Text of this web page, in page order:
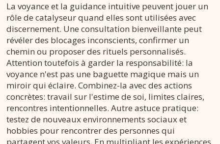
La voyance et la guidance intuitive peuvent jouer un
rôle de catalyseur quand elles sont utilisées avec
discernement. Une consultation bienveillante peut
révéler des blocages inconscients, confirmer un
chemin ou proposer des rituels personnalisés.
Attention toutefois à garder la responsabilité: la
voyance n'est pas une baguette magique mais un
miroir qui éclaire. Combinez-la avec des actions
concrètes: travail sur l'estime de soi, limites claires,
rencontres intentionnelles. Autre astuce pratique:
testez de nouveaux environnements sociaux et
hobbies pour rencontrer des personnes qui